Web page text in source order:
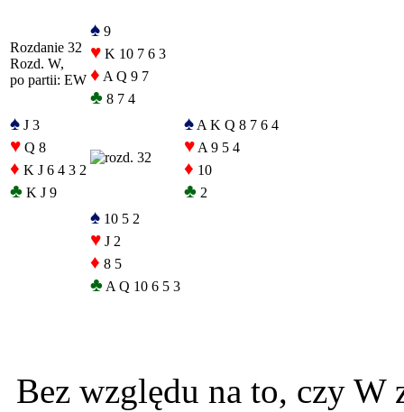
Rozdanie 32
Rozd. W,
po partii: EW
♠ 9
♥ K 10 7 6 3
♦ A Q 9 7
♣ 8 7 4
♠ J 3
♥ Q 8
♦ K J 6 4 3 2
♣ K J 9
♠ A K Q 8 7 6 4
♥ A 9 5 4
♦ 10
♣ 2
♠ 10 5 2
♥ J 2
♦ 8 5
♣ A Q 10 6 5 3
Bez względu na to, czy W